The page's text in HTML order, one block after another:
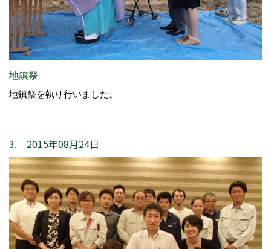
地鎮祭
地鎮祭を執り行いました。
3. 2015年08月24日